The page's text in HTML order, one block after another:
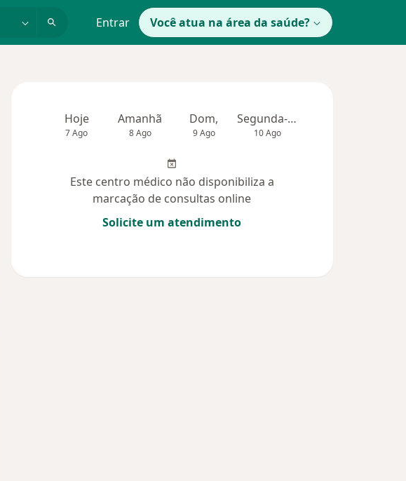
Entrar Você atua na área da saúde?
Hoje
7 Ago
Amanhã
8 Ago
Dom,
9 Ago
Segunda-feira
10 Ago
Este centro médico não disponibiliza a
marcação de consultas online
Solicite um atendimento